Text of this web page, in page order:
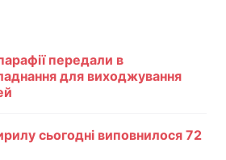
передали в
для виходжування
сьогодні виповнилося 72